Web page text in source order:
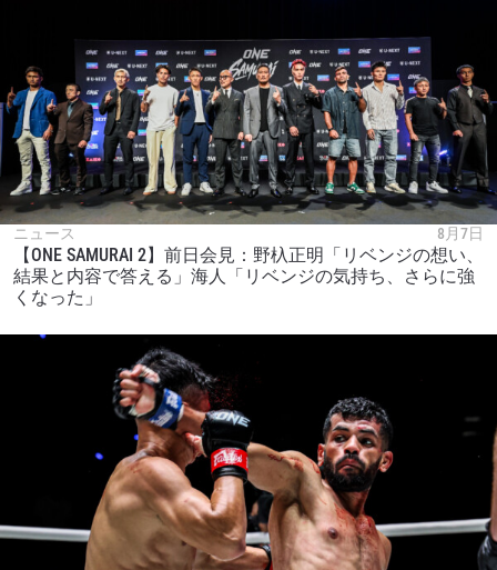
ニュース 8月7日
【ONE SAMURAI 2】前日会見：野杁正明「リベンジの想い、
結果と内容で答える」海人「リベンジの気持ち、さらに強
くなった」